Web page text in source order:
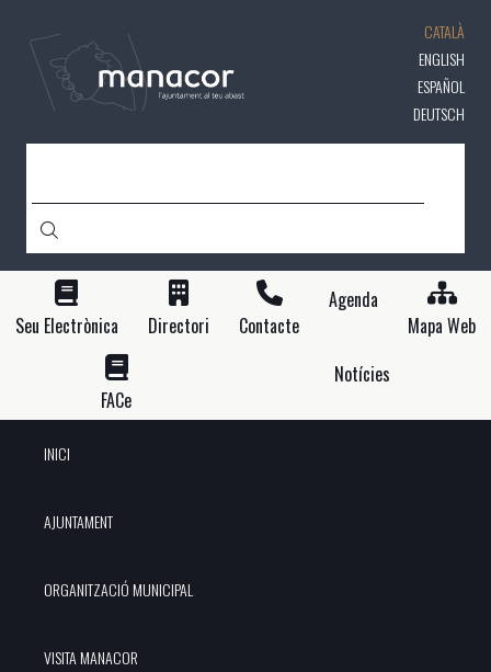
contingut
CATALÀ
ENGLISH
ESPAÑOL
DEUTSCH
Seu Electrònica Directori Contacte
Agenda
Mapa Web
FACe
Notícies
INICI
AJUNTAMENT
ORGANITZACIÓ MUNICIPAL
VISITA MANACOR